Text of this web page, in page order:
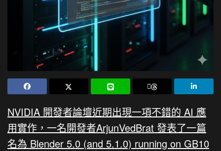
NVIDIA 開發者論壇近期出現一項不錯的 AI 應
用實作，一名開發者ArjunVedBrat 發表了一篇
名為 Blender 5.0 (and 5.1.0) running on GB10